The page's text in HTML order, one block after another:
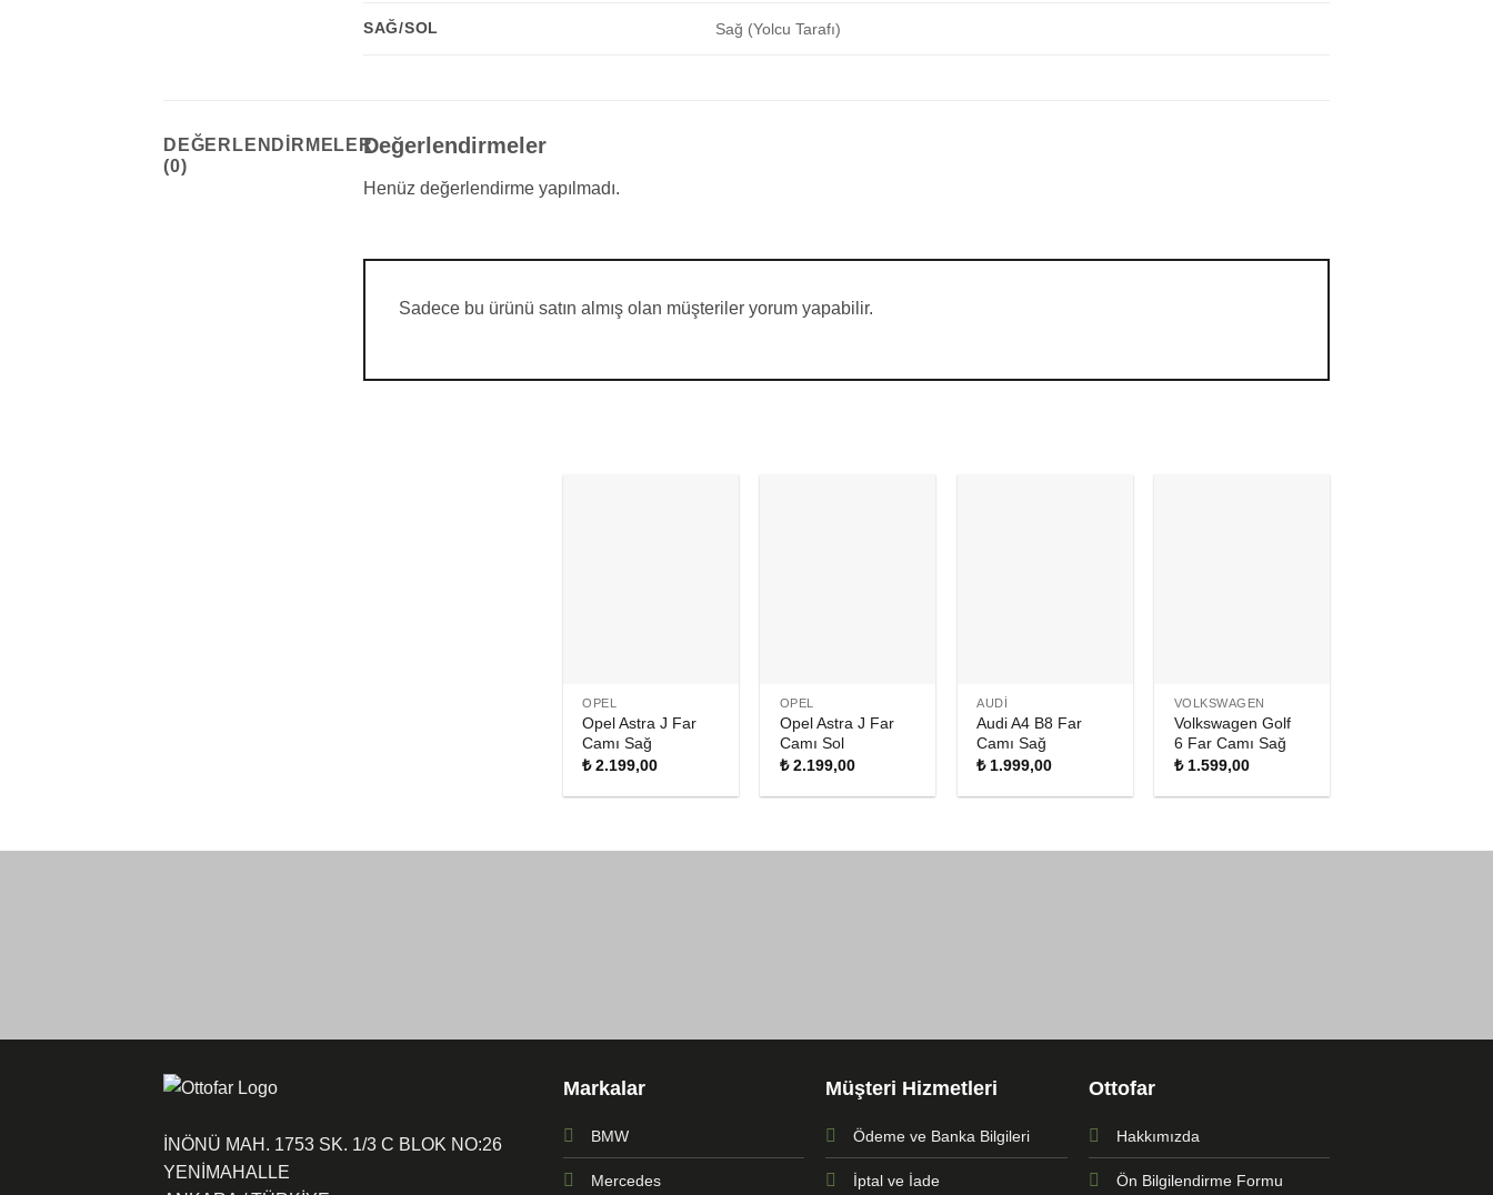
SAĞ/SOL Sağ (Yolcu Tarafı)
DEĞERLENDIRMELER
(0)
Değerlendirmeler
Henüz değerlendirme yapılmadı.
Sadece bu ürünü satın almış olan müşteriler yorum yapabilir.
OPEL
Opel Astra J Far
Camı Sağ
₺2.199,00
OPEL
Opel Astra J Far
Camı Sol
₺2.199,00
AUDI
Audi A4 B8 Far
Camı Sağ
₺1.999,00
VOLKSWAGEN
Volkswagen Golf
6 Far Camı Sağ
₺1.599,00
İNÖNÜ MAH. 1753 SK. 1/3 C BLOK NO:26
YENİMAHALLE
Markalar
BMW
Mercedes
Müşteri Hizmetleri
Ödeme ve Banka Bilgileri
İptal ve İade
Ottofar
Hakkımızda
Ön Bilgilendirme Formu